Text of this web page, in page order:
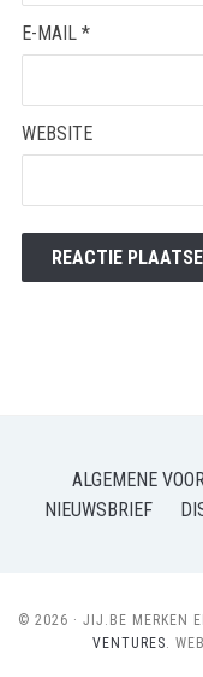
E-MAIL *
WEBSITE
ALGEMENE
NIEUWSBRIEF
© 2026 · JIJ.BE MERKEN
VENTURES.